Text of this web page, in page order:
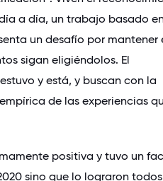
a día, un trabajo basado
un desafío por mantener
sigan eligiéndolos. El
y está, y buscan con la
de las experiencias
positiva y tuvo un
sino que lo lograron